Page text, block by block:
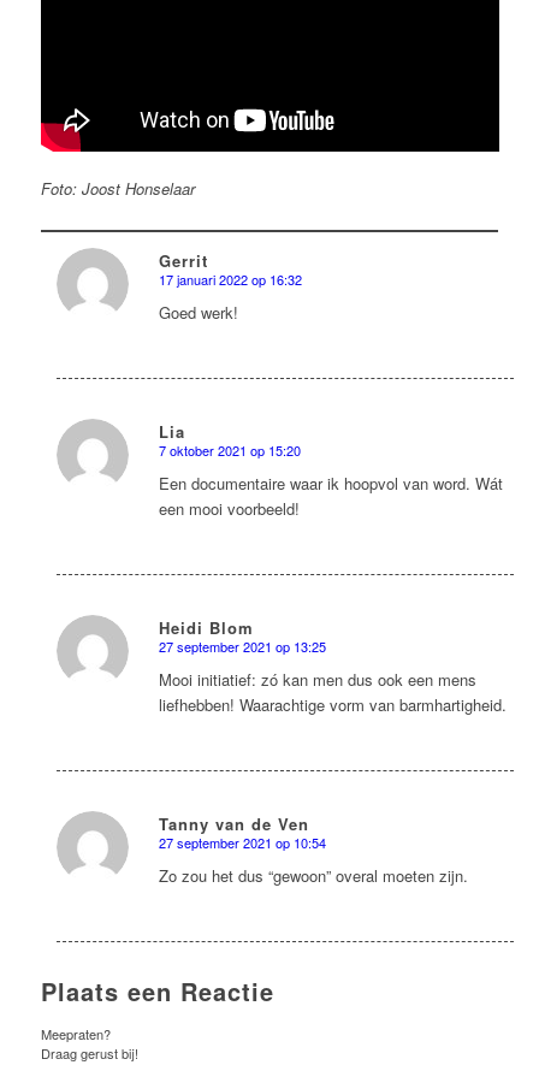
Foto: Joost Honselaar
Gerrit
zegt:
17 januari 2022 op 16:32
Goed werk!
Lia
zegt:
7 oktober 2021 op 15:20
Een documentaire waar ik hoopvol van word. Wát
een mooi voorbeeld!
Heidi Blom
zegt:
27 september 2021 op 13:25
Mooi initiatief: zó kan men dus ook een mens
liefhebben! Waarachtige vorm van barmhartigheid.
Tanny van de Ven
zegt:
27 september 2021 op 10:54
Zo zou het dus “gewoon” overal moeten zijn.
Plaats een Reactie
Meepraten?
Draag gerust bij!